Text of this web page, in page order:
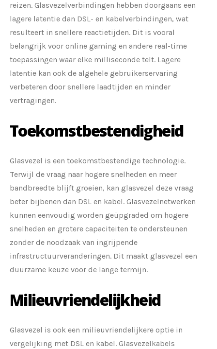
reizen. Glasvezelverbindingen hebben doorgaans een
lagere latentie dan DSL- en kabelverbindingen, wat
resulteert in snellere reactietijden. Dit is vooral
belangrijk voor online gaming en andere real-time
toepassingen waar elke milliseconde telt. Lagere
latentie kan ook de algehele gebruikerservaring
verbeteren door snellere laadtijden en minder
vertragingen.
Toekomstbestendigheid
Glasvezel is een toekomstbestendige technologie.
Terwijl de vraag naar hogere snelheden en meer
bandbreedte blijft groeien, kan glasvezel deze vraag
beter bijbenen dan DSL en kabel. Glasvezelnetwerken
kunnen eenvoudig worden geüpgraded om hogere
snelheden en grotere capaciteiten te ondersteunen
zonder de noodzaak van ingrijpende
infrastructuurveranderingen. Dit maakt glasvezel een
duurzame keuze voor de lange termijn.
Milieuvriendelijkheid
Glasvezel is ook een milieuvriendelijkere optie in
vergelijking met DSL en kabel. Glasvezelkabels